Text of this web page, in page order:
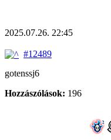
2025.07.26. 22:45
#12489
gotenssj6
Hozzászólások: 196